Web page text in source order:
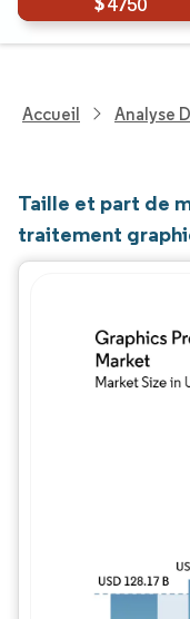
Accueil Analyse
Taille et part de
traitement